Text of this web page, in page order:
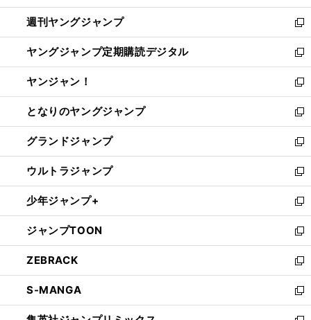
開
く
ウ
で
開
く
ン
ド
ウ
で
開
く
ウ
ィ
ン
ド
ウ
で
開
く
週刊ヤングジャンプ
新
し
い
ウ
ィ
ン
ド
ウ
で
開
く
ヤングジャンプ定期購読デジタル
新
し
い
ウ
ィ
ン
ド
ウ
で
開
く
ヤンジャン！
新
し
い
ウ
ィ
ン
ド
ウ
で
開
く
となりのヤングジャンプ
新
し
い
ウ
ィ
ン
ド
ウ
で
開
く
グランドジャンプ
新
し
い
ウ
ィ
ン
ド
ウ
で
開
く
ウルトラジャンプ
新
し
い
ウ
ィ
ン
ド
ウ
で
開
少年ジャンプ+
新
し
い
ウ
ィ
ン
ド
ウ
ジャンプTOON
新
し
い
ウ
ィ
ン
ZEBRACK
新
し
い
ウ
S-MANGA
新
し